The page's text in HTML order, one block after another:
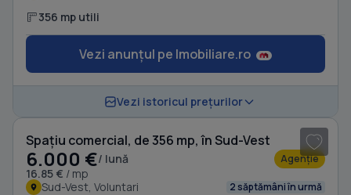
356 mp utili
Vezi anunțul pe Imobiliare.ro
Vezi istoricul prețurilor
Spațiu comercial, de 356 mp, în Sud-Vest
6.000 €/ lună
16.85 € / mp
Agenție
Sud-Vest, Voluntari 2 săptămâni în urmă